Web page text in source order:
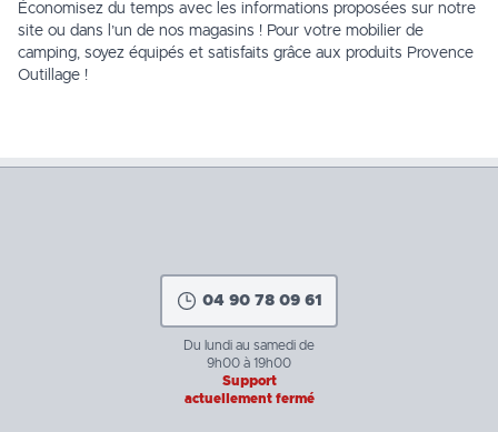
Économisez du temps avec les informations proposées sur notre
site ou dans l’un de nos magasins ! Pour votre mobilier de
camping, soyez équipés et satisfaits grâce aux produits Provence
Outillage !
04 90 78 09 61
Du lundi au samedi de
9h00 à 19h00
Support
actuellement fermé